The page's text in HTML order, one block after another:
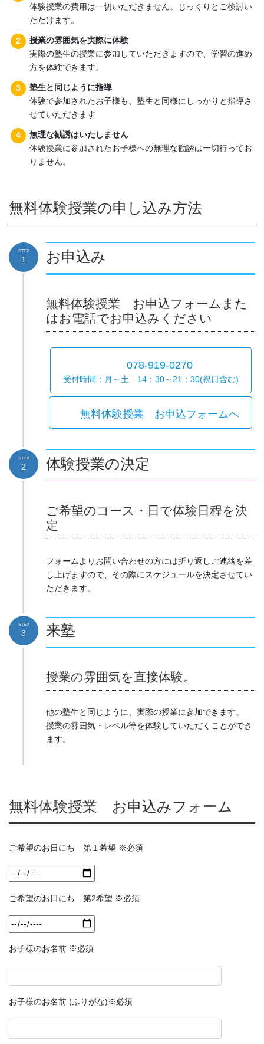
体験授業の費用は一切いただきません。じっくりとご検討い
ただけます。
授業の雰囲気を実際に体験
実際の塾生の授業に参加していただきますので、学習の進め
方を体験できます。
塾生と同じように指導
体験で参加されたお子様も、塾生と同様にしっかりと指導さ
せていただきます
無理な勧誘はいたしません
体験授業に参加されたお子様への無理な勧誘は一切行ってお
りません。
無料体験授業の申し込み方法
お申込み
無料体験授業 お申込フォームまた
はお電話でお申込みください
078-919-0270
受付時間：月～土 14：30～21：30(祝日含む)
無料体験授業 お申込フォームへ
STEP
1
体験授業の決定
ご希望のコース・日で体験日程を決
定
フォームよりお問い合わせの方には折り返しご連絡を差
し上げますので、その際にスケジュールを決定させてい
ただきます。
STEP
2
来塾
授業の雰囲気を直接体験。
他の塾生と同じように、実際の授業に参加できます。
授業の雰囲気・レベル等を体験していただくことができ
ます。
STEP
3
無料体験授業 お申込みフォーム
ご希望のお日にち 第１希望 ※必須
ご希望のお日にち 第2希望 ※必須
お子様のお名前 ※必須
お子様のお名前 (ふりがな)※必須